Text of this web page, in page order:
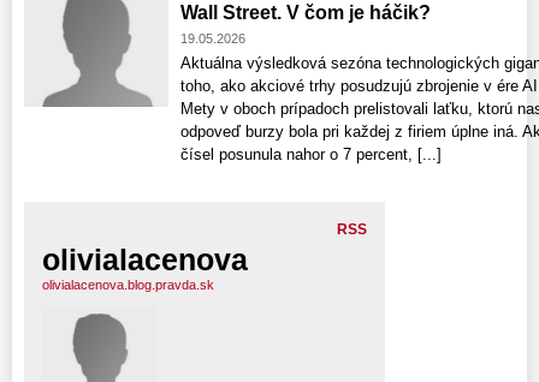
Wall Street. V čom je háčik?
19.05.2026
Aktuálna výsledková sezóna technologických
toho, ako akciové trhy posudzujú zbrojenie v ére
Mety v oboch prípadoch prelistovali laťku, ktorú
odpoveď burzy bola pri každej z firiem úplne iná.
čísel posunula nahor o 7 percent, [...]
RSS
olivialacenova
olivialacenova.blog.pravda.sk